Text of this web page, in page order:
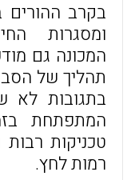
בקרב ההורים
ומסגרות
המכונה גם
תהליך של
בתגובות לא
המתפתחת
טכניקות
רמות לחץ.